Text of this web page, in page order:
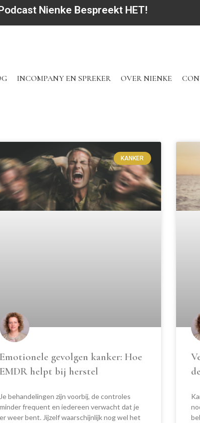
Nienke Bespreekt HET!
INCOMPANY EN SPREKER OVER NIENKE
KANKER
Emotionele gevolgen kanker: Hoe
EMDR helpt bij herstel
Je behandelingen zijn voorbij, de controles
minder frequent en iedereen verwacht dat je
er weer bent. Jijzelf waarschijnlijk nog wel het